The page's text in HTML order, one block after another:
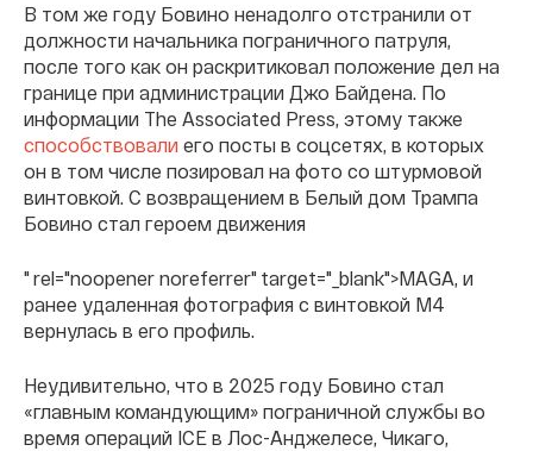
В том же году Бовино ненадолго отстранили от
должности начальника пограничного патруля,
после того как он раскритиковал положение дел на
границе при администрации Джо Байдена. По
информации The Associated Press, этому также
способствовали его посты в соцсетях, в которых
он в том числе позировал на фото со штурмовой
винтовкой. C возвращением в Белый дом Трампа
Бовино стал героем движения
" rel="noopener noreferrer" target="_blank">MAGА, и
ранее удаленная фотография с винтовкой M4
вернулась в его профиль.
Неудивительно, что в 2025 году Бовино стал
«главным командующим» пограничной службы во
время операций ICE в Лос-Анджелесе, Чикаго,